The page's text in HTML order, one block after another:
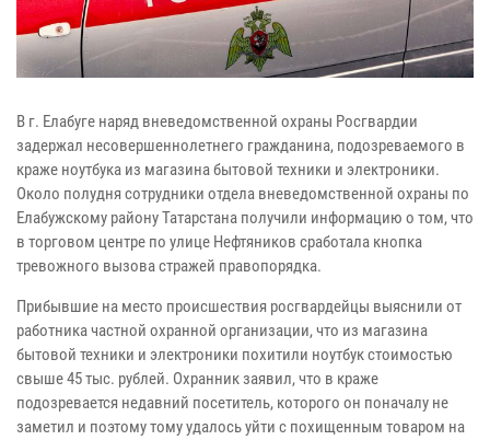
В г. Елабуге наряд вневедомственной охраны Росгвардии
задержал несовершеннолетнего гражданина, подозреваемого в
краже ноутбука из магазина бытовой техники и электроники.
Около полудня сотрудники отдела вневедомственной охраны по
Елабужскому району Татарстана получили информацию о том, что
в торговом центре по улице Нефтяников сработала кнопка
тревожного вызова стражей правопорядка.
Прибывшие на место происшествия росгвардейцы выяснили от
работника частной охранной организации, что из магазина
бытовой техники и электроники похитили ноутбук стоимостью
свыше 45 тыс. рублей. Охранник заявил, что в краже
подозревается недавний посетитель, которого он поначалу не
заметил и поэтому тому удалось уйти с похищенным товаром на